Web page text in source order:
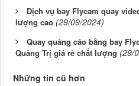
Dịch vụ bay Flycam quay
lượng cao (29/09/2024)
Quay quảng cáo bằng bay
Quảng Trị giá rẻ chất lượng (29/
Những tin cũ hơn